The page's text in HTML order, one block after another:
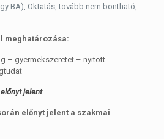
BA), Oktatás, tovább nem bontható,
meghatározása:
– gyermekszeretet – nyitott
jelent
előnyt jelent a szakmai